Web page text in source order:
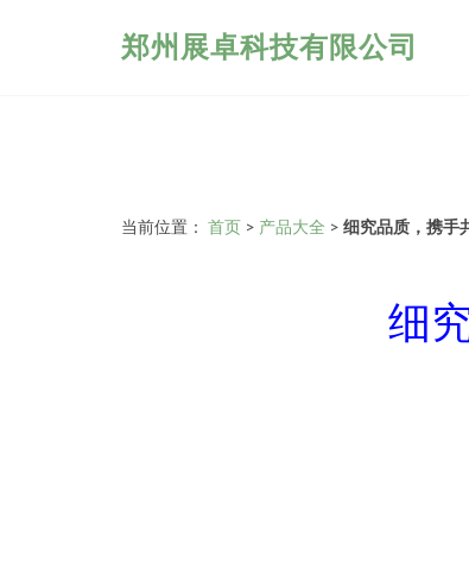
郑州展卓科技有限公司
当前位置： 首页 > 产品大全 > 细究品质，携手
细